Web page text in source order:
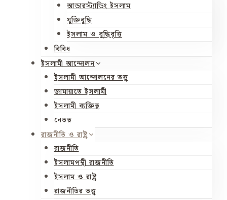
আন্ডারস্ট্যান্ডিং ইসলাম
যুক্তিবুদ্ধি
ইসলাম ও বুদ্ধিবৃত্তি
বিবিধ
ইসলামী আন্দোলন
ইসলামী আন্দোলনের তত্ত্ব
জামায়াতে ইসলামী
ইসলামী ব্যক্তিত্ব
নেতৃত্ব
রাজনীতি ও রাষ্ট্র
রাজনীতি
ইসলামপন্থী রাজনীতি
ইসলাম ও রাষ্ট্র
রাজনীতির তত্ত্ব